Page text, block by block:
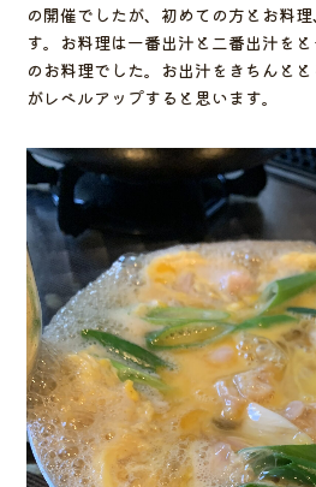
の開催でしたが、初めての方とお料
す。お料理は一番出汁と二番出汁を
のお料理でした。お出汁をきちんと
がレベルアップすると思います。